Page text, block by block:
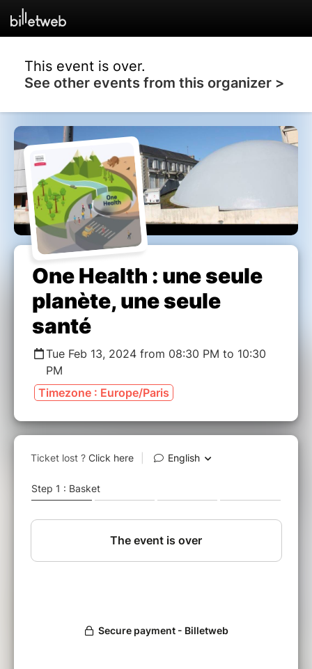
This event is over.
See other events from this organizer >
One Health : une seule
planète, une seule
santé
Tue Feb 13, 2024 from 08:30 PM to 10:30
PM
Timezone : Europe/Paris